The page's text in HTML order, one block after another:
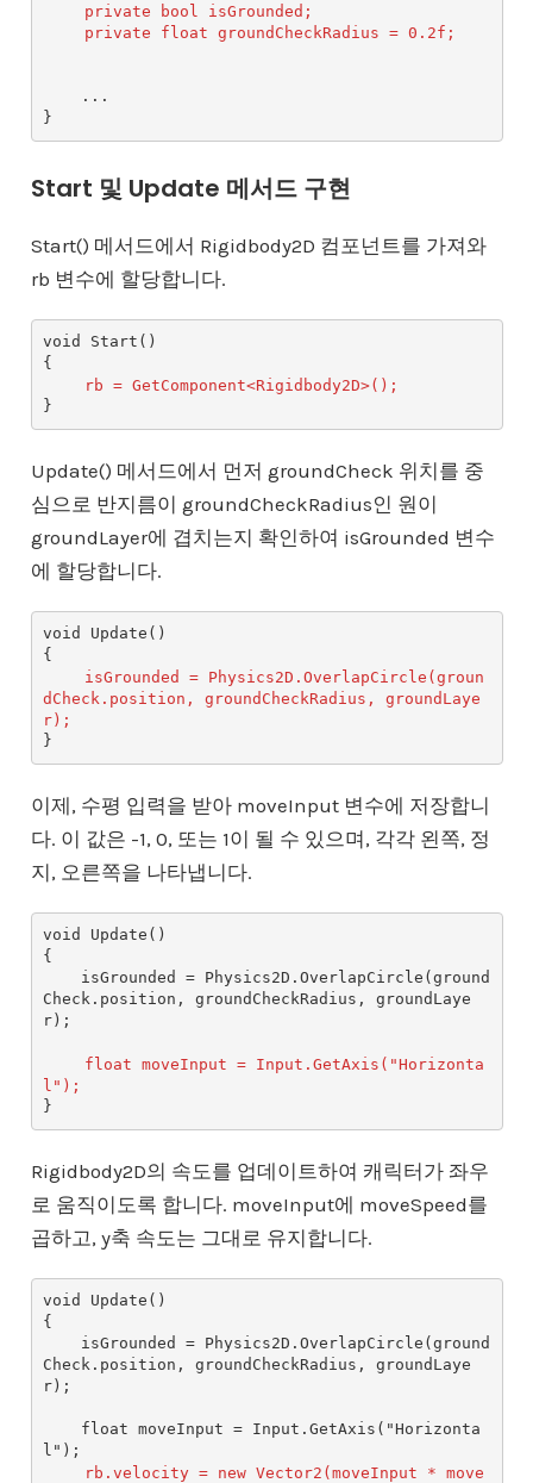
private bool isGrounded;
private float groundCheckRadius = 0.2f;
Start 및 Update 메서드 구현
Start() 메서드에서 Rigidbody2D 컴포넌트를 가져와
rb 변수에 할당합니다.
void Start()
{
rb = GetComponent<Rigidbody2D>();
Update() 메서드에서 먼저 groundCheck 위치를 중
심으로 반지름이 groundCheckRadius인 원이
groundLayer에 겹치는지 확인하여 isGrounded 변수
에 할당합니다.
void Update()
{
isGrounded = Physics2D.OverlapCircle(groun
dCheck.position, groundCheckRadius, groundLaye
r);
이제, 수평 입력을 받아 moveInput 변수에 저장합니
다. 이 값은 -1, 0, 또는 1이 될 수 있으며, 각각 왼쪽, 정
지, 오른쪽을 나타냅니다.
void Update()
{
Check.position, groundCheckRadius, groundLaye
r);
float moveInput = Input.GetAxis("Horizonta
l");
Rigidbody2D의 속도를 업데이트하여 캐릭터가 좌우
로 움직이도록 합니다. moveInput에 moveSpeed를
곱하고, y축 속도는 그대로 유지합니다.
void Update()
{
Check.position, groundCheckRadius, groundLaye
r);
l");
rb.velocity = new Vector2(moveInput * move